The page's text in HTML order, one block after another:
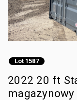
Lot 1587
2022 20 ft
magazynowy